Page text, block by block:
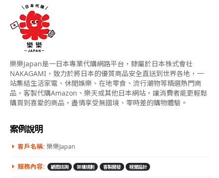
樂樂Japan是一日本專業代購網路平台，隸屬於日本株式會社
NAKAGAMI，致力於將日本的優質商品安全直送到世界各地，一
站集結生活家電、休閒娛樂、在地零食、流行潮物等精選熱門商
品，客製代購Amazon、樂天或其他日本網站，讓消費者能更輕鬆
購買到喜愛的商品，盡情享受無國境、零時差的購物體驗。
案例說明
客戶名稱: 樂樂Japan
服務內容: 顧問諮詢 架構規劃 客製開發 視覺設計